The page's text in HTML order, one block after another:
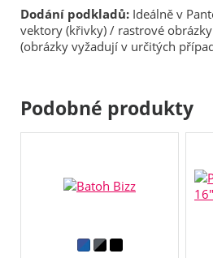
Dodání podkladů: Ideálně v
vektory (křivky) / rastrové
(obrázky vyžadují v určitých
Podobné produkty